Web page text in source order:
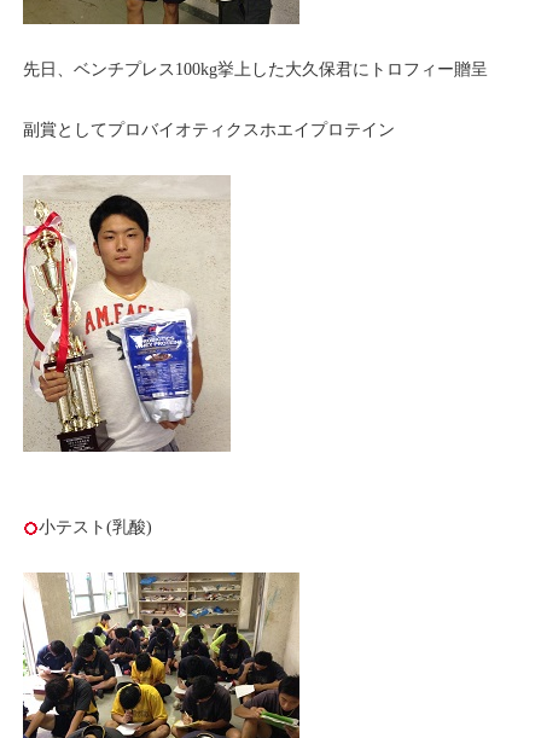
先日、ベンチプレス100kg挙上した大久保君にトロフィー贈呈
副賞としてプロバイオティクスホエイプロテイン
小テスト(乳酸)